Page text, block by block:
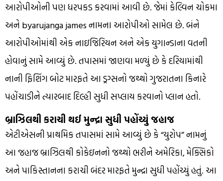
આરોપીઓની પણ ધરપકડ કરવામાં આવી છે. જેમાં કેલ્વિન ચોકમા
અને byarujanga james નામના આરોપીઓ સામેલ છે. બંને
આરોપીઓમાંથી એક નાઇજિરિયન અને એક યુગાન્ડાના વતની
હોવાનું સામે આવ્યું છે. તપાસમાં જાણવા મળ્યું છે કે દરિયામાંથી
નાની ફિશિંગ બોટ મારફતે આ ડ્રગ્સનો જથ્થો ગુજરાતના કિનારે
પહોંચાડીને ત્યારબાદ દિલ્હી સુધી સપ્લાય કરવાનો પ્લાન હતો.
બ્રાઝિલથી કરાચી થઈ મુન્દ્રા સુધી પહોંચ્યું જહાજ
એટીએસની પ્રાથમિક તપાસમાં સામે આવ્યું છે કે “યુરોપ” નામનું
આ જહાજ બ્રાઝિલથી કોકેઇનનો જથ્થો ભરીને અમેરિકા, મેક્સિકો
અને પાકિસ્તાનના કરાચી બંદર મારફતે મુન્દ્રા સુધી પહોંચ્યું હતું. આ